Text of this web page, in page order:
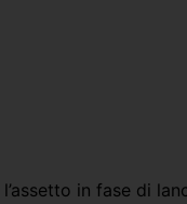
in fase di